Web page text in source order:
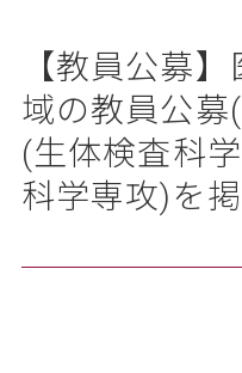
【教員公募
域の教員公募
(生体検査科
科学専攻)を